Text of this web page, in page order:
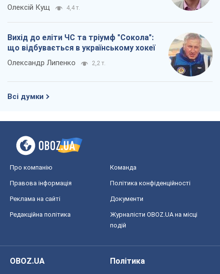
Олексій Кущ 4,4 т.
Вихід до еліти ЧС та тріумф "Сокола":
що відбувається в українському хокеї
Олександр Липенко 2,2 т.
Всі думки
Про компанію Команда
Правова інформація Політика конфіденційності
Реклама на сайті Документи
Редакційна політика
Журналісти OBOZ.UA на місці
подій
OBOZ.UA
Політика